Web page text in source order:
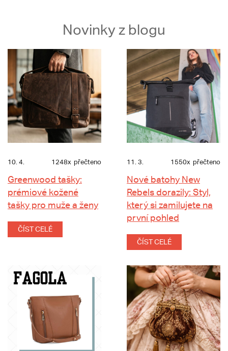
Novinky z blogu
10. 4. 1248x přečteno
Greenwood tašky:
prémiové kožené
tašky pro muže a ženy
ČÍST CELÉ
11. 3. 1550x přečteno
Nové batohy New
Rebels dorazily: Styl,
který si zamilujete na
první pohled
ČÍST CELÉ